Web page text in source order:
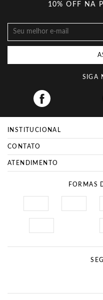
10% OFF NA
SIGA
INSTITUCIONAL
CONTATO
ATENDIMENTO
FORMAS